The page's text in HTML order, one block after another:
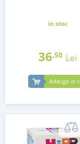
in stoc
36,50 Lei
Adauga in